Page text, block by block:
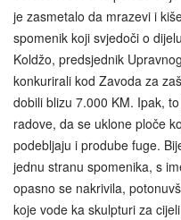
je zasmetalo da mrazevi i
spomenik koji svjedoči o
Koldžo, predsjednik
konkurirali kod Zavoda za
dobili blizu 7.000 KM. Ipak,
radove, da se uklone ploče
podebljaju i prodube fuge.
jednu stranu spomenika, s
opasno se nakrivila,
koje vode ka skulpturi za